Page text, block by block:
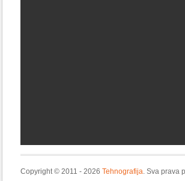
Copyright © 2011 - 2026 Tehnografija. Sva prava